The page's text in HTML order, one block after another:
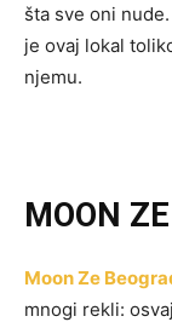
šta sve oni
je ovaj lokal
njemu.
MOON
Moon Ze
mnogi rekli: